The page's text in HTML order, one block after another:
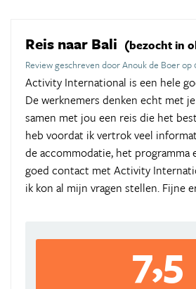
Reis naar Bali (bezocht in
Review geschreven door Anouk de Boer op
Activity International is een hele
De werknemers denken echt met
samen met jou een reis die het
heb voordat ik vertrok veel
de accommodatie, het programma
goed contact met Activity
ik kon al mijn vragen stellen. Fijne
7,5